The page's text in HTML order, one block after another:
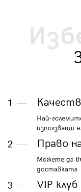
1
Най-
използващи
2 Право
Можете да
доставката
3 VIP клуб